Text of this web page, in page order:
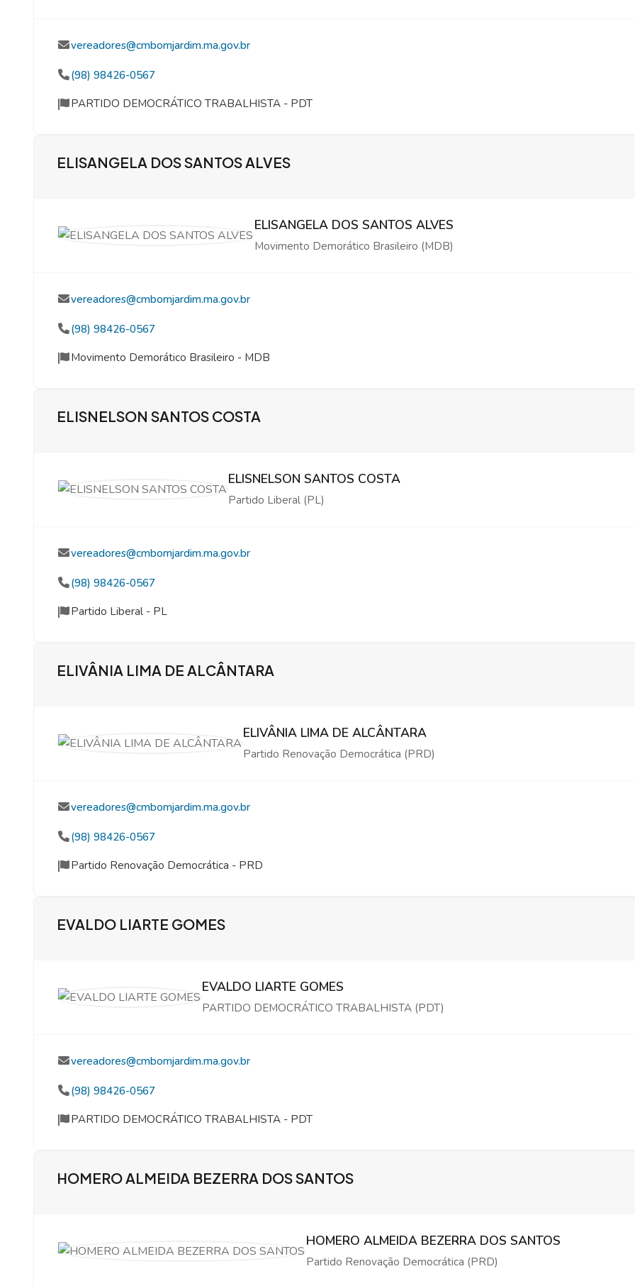
vereadores@cmbomjardim.ma.gov.br
(98) 98426-0567
PARTIDO DEMOCRÁTICO TRABALHISTA - PDT
ELISANGELA DOS SANTOS ALVES
ELISANGELA DOS SANTOS ALVES
Movimento Demorático Brasileiro (MDB)
vereadores@cmbomjardim.ma.gov.br
(98) 98426-0567
Movimento Demorático Brasileiro - MDB
ELISNELSON SANTOS COSTA
ELISNELSON SANTOS COSTA
Partido Liberal (PL)
vereadores@cmbomjardim.ma.gov.br
(98) 98426-0567
Partido Liberal - PL
ELIVÂNIA LIMA DE ALCÂNTARA
ELIVÂNIA LIMA DE ALCÂNTARA
Partido Renovação Democrática (PRD)
vereadores@cmbomjardim.ma.gov.br
(98) 98426-0567
Partido Renovação Democrática - PRD
EVALDO LIARTE GOMES
EVALDO LIARTE GOMES
PARTIDO DEMOCRÁTICO TRABALHISTA (PDT)
vereadores@cmbomjardim.ma.gov.br
(98) 98426-0567
PARTIDO DEMOCRÁTICO TRABALHISTA - PDT
HOMERO ALMEIDA BEZERRA DOS SANTOS
HOMERO ALMEIDA BEZERRA DOS SANTOS
Partido Renovação Democrática (PRD)